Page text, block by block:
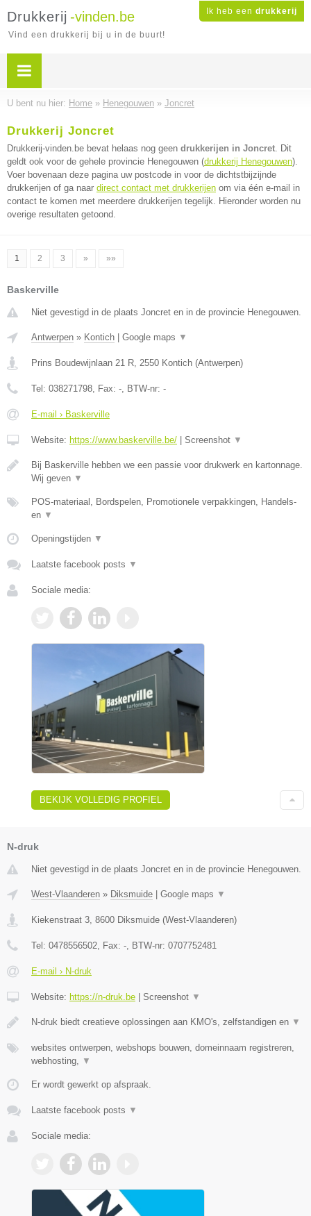
Ik heb een drukkerij
Drukkerij -vinden.be
Vind een drukkerij bij u in de buurt!
U bent nu hier: Home » Henegouwen » Joncret
Drukkerij Joncret
Drukkerij-vinden.be bevat helaas nog geen drukkerijen in Joncret. Dit
geldt ook voor de gehele provincie Henegouwen (drukkerij Henegouwen).
Voer bovenaan deze pagina uw postcode in voor de dichtstbijzijnde
drukkerijen of ga naar direct contact met drukkerijen om via één e-mail in
contact te komen met meerdere drukkerijen tegelijk. Hieronder worden nu
overige resultaten getoond.
1 2 3 » »»
Baskerville
Niet gevestigd in de plaats Joncret en in de provincie Henegouwen.
Antwerpen » Kontich Google maps ▼
Prins Boudewijnlaan 21 R, 2550 Kontich (Antwerpen)
Tel: 038271798, Fax: -, BTW-nr: -
E-mail › Baskerville
Website: https://www.baskerville.be/ Screenshot ▼
Bij Baskerville hebben we een passie voor drukwerk en kartonnage.
Wij geven ▼
POS-materiaal, Bordspelen, Promotionele verpakkingen, Handels-
en ▼
Openingstijden ▼
Laatste facebook posts ▼
Sociale media:
BEKIJK VOLLEDIG PROFIEL
N-druk
Niet gevestigd in de plaats Joncret en in de provincie Henegouwen.
West-Vlaanderen » Diksmuide | Google maps ▼
Kiekenstraat 3 8600 Diksmuide (West-Vlaanderen)
Tel: 0478556502 , Fax: - , BTW-nr: 0707752481
E-mail › N-druk
Website: https://n-druk.be | Screenshot ▼
N-druk biedt creatieve oplossingen aan KMO's, zelfstandigen en ▼
websites ontwerpen, webshops bouwen, domeinnaam registreren,
webhosting,
▼
Er wordt gewerkt op afspraak.
Laatste facebook posts ▼
Sociale media: